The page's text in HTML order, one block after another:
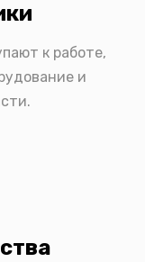
к работе,
и